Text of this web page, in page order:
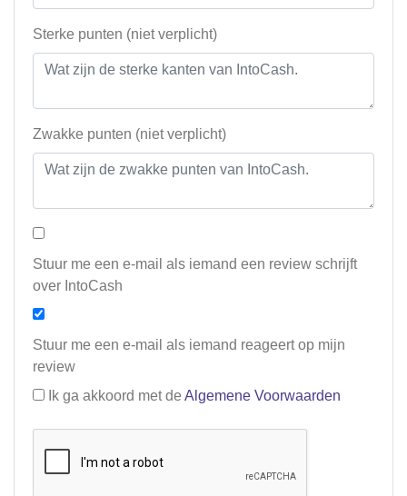
Sterke punten (niet verplicht)
Zwakke punten (niet verplicht)
Stuur me een e-mail als iemand een review schrijft
over IntoCash
Stuur me een e-mail als iemand reageert op mijn
review
Ik ga akkoord met de Algemene Voorwaarden